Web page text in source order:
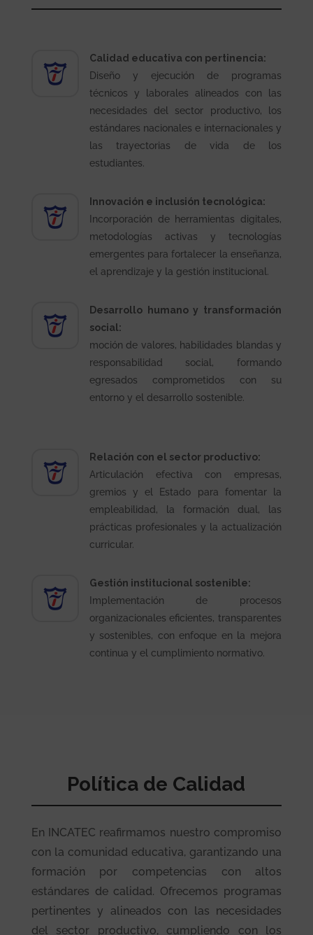
Calidad educativa con pertinencia:
Diseño y ejecución de programas
técnicos y laborales alineados con las
necesidades del sector productivo, los
estándares nacionales e internacionales y
las trayectorias de vida de los
estudiantes.
Innovación e inclusión tecnológica:
Incorporación de herramientas digitales,
metodologías activas y tecnologías
emergentes para fortalecer la enseñanza,
el aprendizaje y la gestión institucional.
Desarrollo humano y transformación
social:
moción de valores, habilidades blandas y
responsabilidad social, formando
egresados comprometidos con su
entorno y el desarrollo sostenible.
Relación con el sector productivo:
Articulación efectiva con empresas,
gremios y el Estado para fomentar la
empleabilidad, la formación dual, las
prácticas profesionales y la actualización
curricular.
Gestión institucional sostenible:
Implementación de procesos
organizacionales eficientes, transparentes
y sostenibles, con enfoque en la mejora
continua y el cumplimiento normativo.
Política de Calidad
En INCATEC reafirmamos nuestro compromiso
con la comunidad educativa, garantizando una
formación por competencias con altos
estándares de calidad. Ofrecemos programas
pertinentes y alineados con las necesidades
del sector productivo, cumpliendo con los